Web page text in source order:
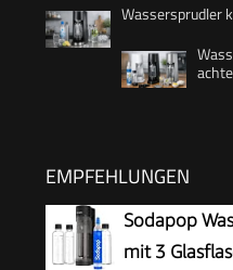
Wassersprudler
EMPFEHLUNGEN
Sodapop
mit 3